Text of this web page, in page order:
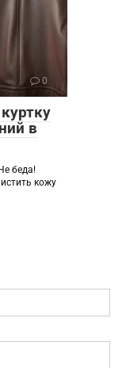
0
в
беда!
кожу